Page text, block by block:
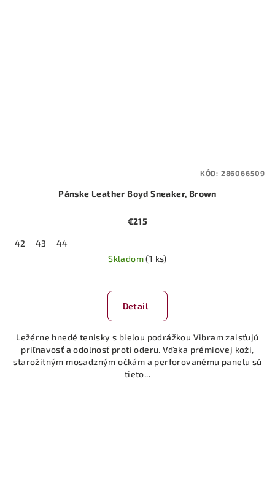
Pánske Leather Boyd Sneaker, Brown
€215
42 43
44
Skladom(1 ks)
Detail
Ležérne hnedé tenisky s bielou podrážkou Vibram zaisťujú
priľnavosť a odolnosť proti oderu. Vďaka prémiovej koži,
starožitným mosadzným očkám a perforovanému panelu sú
tieto...
KÓD: 286066509